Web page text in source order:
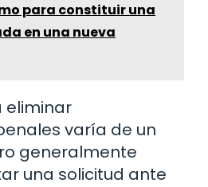
para constituir una
en una nueva
eliminar
varía de un
generalmente
una solicitud ante